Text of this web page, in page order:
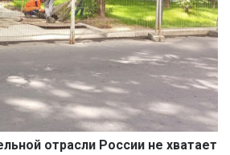
отрасли России не хватает